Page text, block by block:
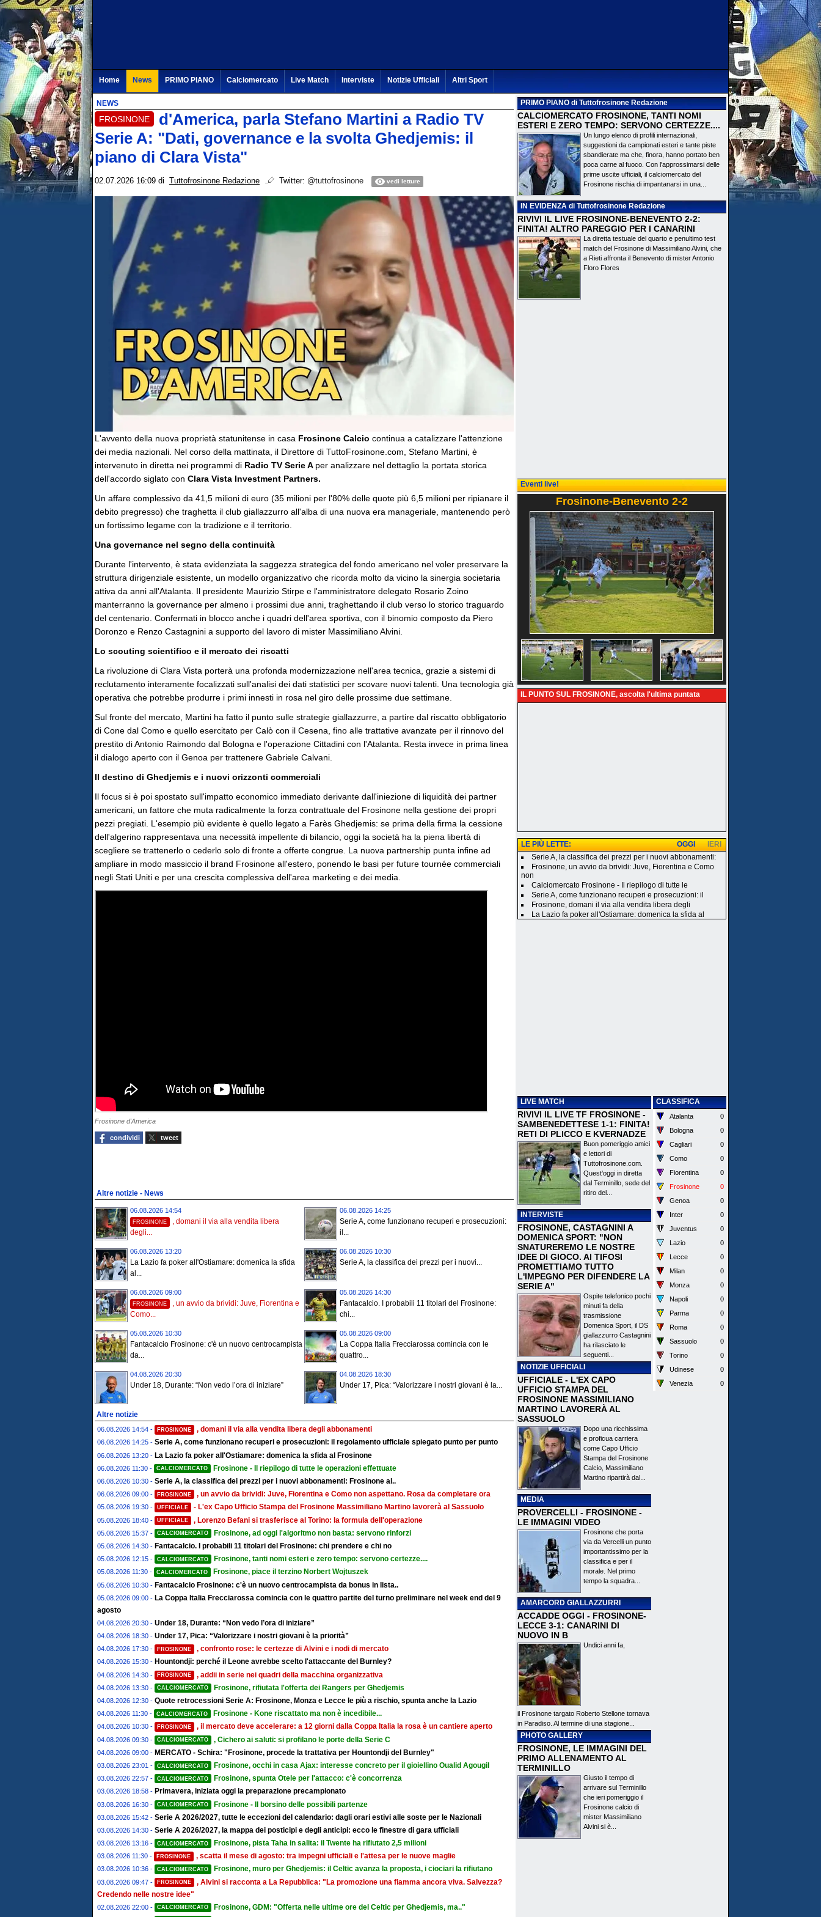
Home News PRIMO PIANO Calciomercato Live Match Interviste Notizie Ufficiali Altri Sport
NEWS
FROSINONE
d'America, parla Stefano Martini a Radio TV
Serie A: "Dati, governance e la svolta Ghedjemis: il
piano di Clara Vista"
02.07.2026 16:09 di Tuttofrosinone Redazione Twitter: @tuttofrosinone vedi letture
L'avvento della nuova proprietà statunitense in casa Frosinone Calcio continua a catalizzare l'attenzione
dei media nazionali. Nel corso della mattinata, il Direttore di TuttoFrosinone.com, Stefano Martini, è
intervenuto in diretta nei programmi di Radio TV Serie A per analizzare nel dettaglio la portata storica
dell'accordo siglato con Clara Vista Investment Partners.
Un affare complessivo da 41,5 milioni di euro (35 milioni per l'80% delle quote più 6,5 milioni per ripianare il
debito pregresso) che traghetta il club giallazzurro all'alba di una nuova era manageriale, mantenendo però
un fortissimo legame con la tradizione e il territorio.
Una governance nel segno della continuità
Durante l'intervento, è stata evidenziata la saggezza strategica del fondo americano nel voler preservare la
struttura dirigenziale esistente, un modello organizzativo che ricorda molto da vicino la sinergia societaria
attiva da anni all'Atalanta. Il presidente Maurizio Stirpe e l'amministratore delegato Rosario Zoino
manterranno la governance per almeno i prossimi due anni, traghettando il club verso lo storico traguardo
del centenario. Confermati in blocco anche i quadri dell'area sportiva, con il binomio composto da Piero
Doronzo e Renzo Castagnini a supporto del lavoro di mister Massimiliano Alvini.
Lo scouting scientifico e il mercato dei riscatti
La rivoluzione di Clara Vista porterà una profonda modernizzazione nell'area tecnica, grazie a sistemi di
reclutamento interamente focalizzati sull'analisi dei dati statistici per scovare nuovi talenti. Una tecnologia già
operativa che potrebbe produrre i primi innesti in rosa nel giro delle prossime due settimane.
Sul fronte del mercato, Martini ha fatto il punto sulle strategie giallazzurre, a partire dal riscatto obbligatorio
di Cone dal Como e quello esercitato per Calò con il Cesena, fino alle trattative avanzate per il rinnovo del
prestito di Antonio Raimondo dal Bologna e l'operazione Cittadini con l'Atalanta. Resta invece in prima linea
il dialogo aperto con il Genoa per trattenere Gabriele Calvani.
Il destino di Ghedjemis e i nuovi orizzonti commerciali
Il focus si è poi spostato sull'impatto economico immediato derivante dall'iniezione di liquidità dei partner
americani, un fattore che muta radicalmente la forza contrattuale del Frosinone nella gestione dei propri
pezzi pregiati. L'esempio più evidente è quello legato a Farès Ghedjemis: se prima della firma la cessione
dell'algerino rappresentava una necessità impellente di bilancio, oggi la società ha la piena libertà di
scegliere se trattenerlo o cederlo solo di fronte a offerte congrue. La nuova partnership punta infine ad
ampliare in modo massiccio il brand Frosinone all'estero, ponendo le basi per future tournée commerciali
negli Stati Uniti e per una crescita complessiva dell'area marketing e dei media.
Frosinone d'America
condividi tweet
Altre notizie - News
06.08.2026 14:54
FROSINONE
, domani il via alla vendita libera
degli...
06.08.2026 14:25
Serie A, come funzionano recuperi e prosecuzioni:
il...
06.08.2026 13:20
La Lazio fa poker all'Ostiamare: domenica la sfida
al...
06.08.2026 10:30
Serie A, la classifica dei prezzi per i nuovi...
06.08.2026 09:00
FROSINONE
, un avvio da brividi: Juve, Fiorentina e
Como...
05.08.2026 14:30
Fantacalcio. I probabili 11 titolari del Frosinone:
chi...
05.08.2026 10:30
Fantacalcio Frosinone: c'è un nuovo centrocampista
da...
05.08.2026 09:00
La Coppa Italia Frecciarossa comincia con le
quattro...
04.08.2026 20:30
Under 18, Durante: “Non vedo l’ora di iniziare”
04.08.2026 18:30
Under 17, Pica: “Valorizzare i nostri giovani è la...
Altre notizie
06.08.2026 14:54 - FROSINONE , domani il via alla vendita libera degli abbonamenti
06.08.2026 14:25 - Serie A, come funzionano recuperi e prosecuzioni: il regolamento ufficiale spiegato punto per punto
06.08.2026 13:20 - La Lazio fa poker all'Ostiamare: domenica la sfida al Frosinone
06.08.2026 11:30 - CALCIOMERCATO Frosinone - Il riepilogo di tutte le operazioni effettuate
06.08.2026 10:30 - Serie A, la classifica dei prezzi per i nuovi abbonamenti: Frosinone al..
06.08.2026 09:00 - FROSINONE , un avvio da brividi: Juve, Fiorentina e Como non aspettano. Rosa da completare ora
05.08.2026 19:30 - UFFICIALE - L'ex Capo Ufficio Stampa del Frosinone Massimiliano Martino lavorerà al Sassuolo
05.08.2026 18:40 - UFFICIALE , Lorenzo Befani si trasferisce al Torino: la formula dell'operazione
05.08.2026 15:37 - CALCIOMERCATO Frosinone, ad oggi l'algoritmo non basta: servono rinforzi
05.08.2026 14:30 - Fantacalcio. I probabili 11 titolari del Frosinone: chi prendere e chi no
05.08.2026 12:15 - CALCIOMERCATO Frosinone, tanti nomi esteri e zero tempo: servono certezze....
05.08.2026 11:30 - CALCIOMERCATO Frosinone, piace il terzino Norbert Wojtuszek
05.08.2026 10:30 - Fantacalcio Frosinone: c'è un nuovo centrocampista da bonus in lista..
05.08.2026 09:00 - La Coppa Italia Frecciarossa comincia con le quattro partite del turno preliminare nel week end del 9
agosto
04.08.2026 20:30 - Under 18, Durante: “Non vedo l’ora di iniziare”
04.08.2026 18:30 - Under 17, Pica: “Valorizzare i nostri giovani è la priorità”
04.08.2026 17:30 - FROSINONE , confronto rose: le certezze di Alvini e i nodi di mercato
04.08.2026 15:30 - Hountondji: perché il Leone avrebbe scelto l'attaccante del Burnley?
04.08.2026 14:30 - FROSINONE , addii in serie nei quadri della macchina organizzativa
04.08.2026 13:30 - CALCIOMERCATO Frosinone, rifiutata l'offerta dei Rangers per Ghedjemis
04.08.2026 12:30 - Quote retrocessioni Serie A: Frosinone, Monza e Lecce le più a rischio, spunta anche la Lazio
04.08.2026 11:30 - CALCIOMERCATO Frosinone - Kone riscattato ma non è incedibile...
04.08.2026 10:30 - FROSINONE , il mercato deve accelerare: a 12 giorni dalla Coppa Italia la rosa è un cantiere aperto
04.08.2026 09:30 - CALCIOMERCATO , Cichero ai saluti: si profilano le porte della Serie C
04.08.2026 09:00 - MERCATO - Schira: "Frosinone, procede la trattativa per Hountondji del Burnley"
03.08.2026 23:01 - CALCIOMERCATO Frosinone, occhi in casa Ajax: interesse concreto per il gioiellino Oualid Agougil
03.08.2026 22:57 - CALCIOMERCATO Frosinone, spunta Otele per l'attacco: c'è concorrenza
03.08.2026 18:58 - Primavera, iniziata oggi la preparazione precampionato
03.08.2026 16:30 - CALCIOMERCATO Frosinone - Il borsino delle possibili partenze
03.08.2026 15:42 - Serie A 2026/2027, tutte le eccezioni del calendario: dagli orari estivi alle soste per le Nazionali
03.08.2026 14:30 - Serie A 2026/2027, la mappa dei posticipi e degli anticipi: ecco le finestre di gara ufficiali
03.08.2026 13:16 - CALCIOMERCATO Frosinone, pista Taha in salita: il Twente ha rifiutato 2,5 milioni
03.08.2026 11:30 - FROSINONE , scatta il mese di agosto: tra impegni ufficiali e l'attesa per le nuove maglie
03.08.2026 10:36 - CALCIOMERCATO Frosinone, muro per Ghedjemis: il Celtic avanza la proposta, i ciociari la rifiutano
03.08.2026 09:47 - FROSINONE
, Alvini si racconta a La Repubblica: "La promozione una fiamma ancora viva. Salvezza?
Credendo nelle nostre idee"
02.08.2026 22:00 - CALCIOMERCATO Frosinone, GDM: "Offerta nelle ultime ore del Celtic per Ghedjemis, ma.."
PRIMO PIANOdi Tuttofrosinone Redazione
CALCIOMERCATO FROSINONE, TANTI NOMI
ESTERI E ZERO TEMPO: SERVONO CERTEZZE....
Un lungo elenco di profili internazionali,
suggestioni da campionati esteri e tante piste
sbandierate ma che, finora, hanno portato ben
poca carne al fuoco. Con l'approssimarsi delle
prime uscite ufficiali, il calciomercato del
Frosinone rischia di impantanarsi in una...
IN EVIDENZAdi Tuttofrosinone Redazione
RIVIVI IL LIVE FROSINONE-BENEVENTO 2-2:
FINITA! ALTRO PAREGGIO PER I CANARINI
La diretta testuale del quarto e penultimo test
match del Frosinone di Massimiliano Alvini, che
a Rieti affronta il Benevento di mister Antonio
Floro Flores
Eventi live!
Frosinone-Benevento 2-2
IL PUNTO SUL FROSINONE, ascolta l'ultima puntata
LE PIÙ LETTE: IERI
OGGI
Serie A, la classifica dei prezzi per i nuovi abbonamenti:
Frosinone, un avvio da brividi: Juve, Fiorentina e Como
non
Calciomercato Frosinone - Il riepilogo di tutte le
Serie A, come funzionano recuperi e prosecuzioni: il
Frosinone, domani il via alla vendita libera degli
La Lazio fa poker all'Ostiamare: domenica la sfida al
LIVE MATCH
RIVIVI IL LIVE TF FROSINONE -
SAMBENEDETTESE 1-1: FINITA!
RETI DI PLICCO E KVERNADZE
Buon pomeriggio amici
e lettori di
Tuttofrosinone.com.
Quest'oggi in diretta
dal Terminillo, sede del
ritiro del...
INTERVISTE
FROSINONE, CASTAGNINI A
DOMENICA SPORT: "NON
SNATUREREMO LE NOSTRE
IDEE DI GIOCO. AI TIFOSI
PROMETTIAMO TUTTO
L'IMPEGNO PER DIFENDERE LA
SERIE A"
Ospite telefonico pochi
minuti fa della
trasmissione
Domenica Sport, il DS
giallazzurro Castagnini
ha rilasciato le
seguenti...
NOTIZIE UFFICIALI
UFFICIALE - L'EX CAPO
UFFICIO STAMPA DEL
FROSINONE MASSIMILIANO
MARTINO LAVORERÀ AL
SASSUOLO
Dopo una ricchissima
e proficua carriera
come Capo Ufficio
Stampa del Frosinone
Calcio, Massimiliano
Martino ripartirà dal...
MEDIA
PROVERCELLI - FROSINONE -
LE IMMAGINI VIDEO
Frosinone che porta
via da Vercelli un punto
importantissimo per la
classifica e per il
morale. Nel primo
tempo la squadra...
AMARCORD GIALLAZZURRI
ACCADDE OGGI - FROSINONE-
LECCE 3-1: CANARINI DI
NUOVO IN B
Undici anni fa,
il Frosinone targato Roberto Stellone tornava
in Paradiso. Al termine di una stagione...
PHOTO GALLERY
FROSINONE, LE IMMAGINI DEL
PRIMO ALLENAMENTO AL
TERMINILLO
Giusto il tempo di
arrivare sul Terminillo
che ieri pomeriggio il
Frosinone calcio di
mister Massimiliano
Alvini si è...
CLASSIFICA
Atalanta
0
Bologna
0
Cagliari
0
Como
0
Fiorentina
0
Frosinone
0
Genoa
0
Inter
0
Juventus
0
Lazio
0
Lecce
0
Milan
0
Monza
0
Napoli
0
Parma
0
Roma
0
Sassuolo
0
Torino
0
Udinese
0
Venezia
0